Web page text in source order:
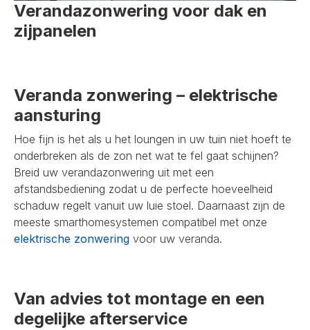
Verandazonwering voor dak en
zijpanelen
Veranda zonwering – elektrische
aansturing
Hoe fijn is het als u het loungen in uw tuin niet hoeft te
onderbreken als de zon net wat te fel gaat schijnen?
Breid uw verandazonwering uit met een
afstandsbediening zodat u de perfecte hoeveelheid
schaduw regelt vanuit uw luie stoel. Daarnaast zijn de
meeste smarthomesystemen compatibel met onze
elektrische zonwering voor uw veranda.
Van advies tot montage en een
degelijke afterservice